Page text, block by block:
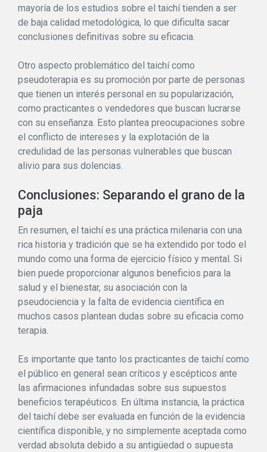
mayoría de los estudios sobre el taichí tienden a ser
de baja calidad metodológica, lo que dificulta sacar
conclusiones definitivas sobre su eficacia.
Otro aspecto problemático del taichí como
pseudoterapia es su promoción por parte de personas
que tienen un interés personal en su popularización,
como practicantes o vendedores que buscan lucrarse
con su enseñanza. Esto plantea preocupaciones sobre
el conflicto de intereses y la explotación de la
credulidad de las personas vulnerables que buscan
alivio para sus dolencias.
Conclusiones: Separando el grano de la
paja
En resumen, el taichí es una práctica milenaria con una
rica historia y tradición que se ha extendido por todo el
mundo como una forma de ejercicio físico y mental. Si
bien puede proporcionar algunos beneficios para la
salud y el bienestar, su asociación con la
pseudociencia y la falta de evidencia científica en
muchos casos plantean dudas sobre su eficacia como
terapia.
Es importante que tanto los practicantes de taichí como
el público en general sean críticos y escépticos ante
las afirmaciones infundadas sobre sus supuestos
beneficios terapéuticos. En última instancia, la práctica
del taichí debe ser evaluada en función de la evidencia
científica disponible, y no simplemente aceptada como
verdad absoluta debido a su antigüedad o supuesta